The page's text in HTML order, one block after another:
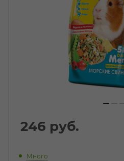
246 руб.
Много